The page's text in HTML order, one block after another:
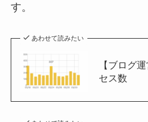
す。
あわせて読みたい
【ブログ
セス数